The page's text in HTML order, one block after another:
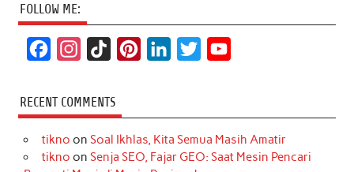
FOLLOW ME:
c
e
b
s
t
a
k
T
o
k
t
e
r
k
e
d
t
t
T
u
RECENT COMMENTS
tikno on Soal Ikhlas, Kita Semua Masih Amatir
tikno on Senja SEO, Fajar GEO: Saat Mesin Pencari